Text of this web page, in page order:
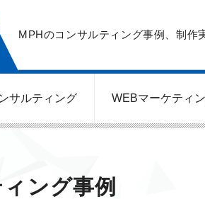
MPHのコンサルティング事例、制作
サルティング WEBマーケティ
ング事例